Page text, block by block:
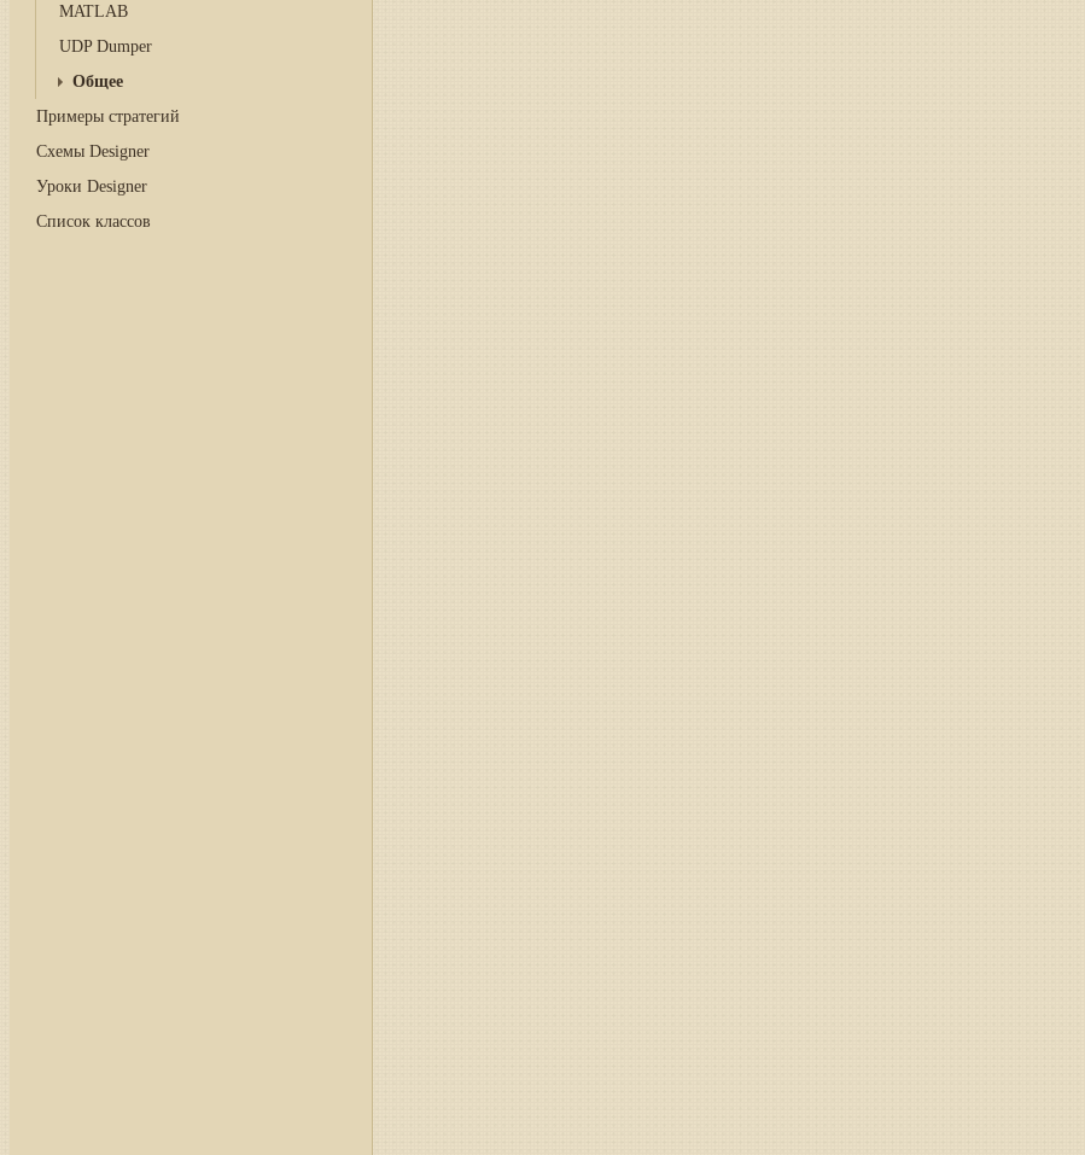
MATLAB
UDP Dumper
Общее
Примеры стратегий
Схемы Designer
Уроки Designer
Список классов